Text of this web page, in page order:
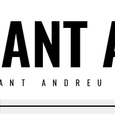
ANDREU